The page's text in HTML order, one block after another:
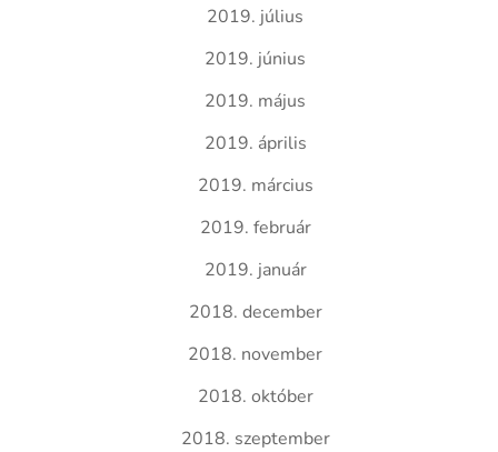
2019. július
2019. június
2019. május
2019. április
2019. március
2019. február
2019. január
2018. december
2018. november
2018. október
2018. szeptember